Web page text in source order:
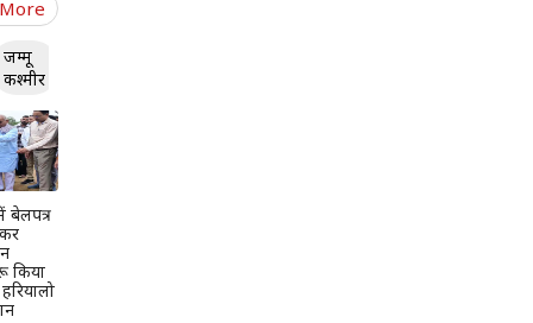
जम्मू
कश्मीर
बेलपत्र
किया